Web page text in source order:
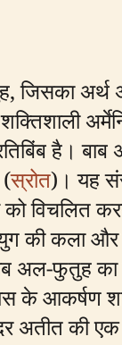
अर्थ
है। बाब
स्रोत)। यह
को विचलित
की कला और
अल-फुतुह
के आकर्षण
अतीत की